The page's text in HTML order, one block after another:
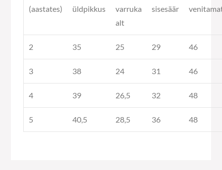
(aastates)
üldpikkus
varruka
alt
sisesäär
2 35 25 29 46
3 38 24 31 46
4 39 26,5 32 48
5 40,5 28,5 36 48